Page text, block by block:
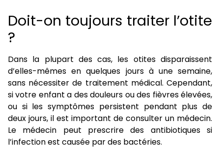
Doit-on toujours traiter l’otite
?
Dans la plupart des cas, les otites disparaissent
d’elles-mêmes en quelques jours à une semaine,
sans nécessiter de traitement médical. Cependant,
si votre enfant a des douleurs ou des fièvres élevées,
ou si les symptômes persistent pendant plus de
deux jours, il est important de consulter un médecin.
Le médecin peut prescrire des antibiotiques si
l’infection est causée par des bactéries.